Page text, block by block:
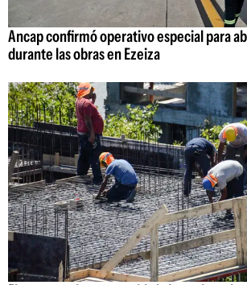
Ancap confirmó operativo especial para
durante las obras en Ezeiza